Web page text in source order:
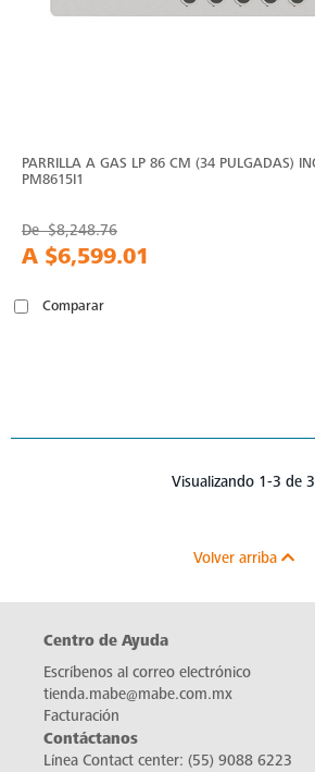
PARRILLA A GAS LP 86 CM (34 PULGADAS)
PM8615I1
De$8,248.76
A $6,599.01
Comparar
Visualizando 1-3 de 3
Volver arriba
Centro de Ayuda
Escríbenos al correo electrónico
tienda.mabe@mabe.com.mx
Facturación
Contáctanos
Línea Contact center: (55) 9088 6223